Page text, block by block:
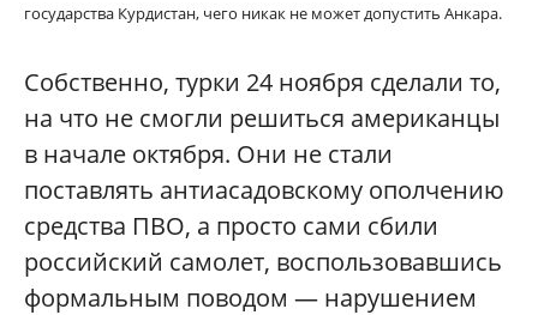
государства Курдистан, чего никак не может допустить Анкара.
Собственно, турки 24 ноября сделали то,
на что не смогли решиться американцы
в начале октября. Они не стали
поставлять антиасадовскому ополчению
средства ПВО, а просто сами сбили
российский самолет, воспользовавшись
формальным поводом — нарушением